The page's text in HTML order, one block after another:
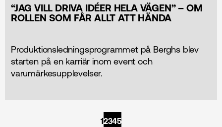
“JAG VILL DRIVA IDÉER HELA VÄGEN” – OM
ROLLEN SOM FÅR ALLT ATT HÄNDA
Produktionsledningsprogrammet på Berghs blev
starten på en karriär inom event och
varumärkesupplevelser.
12345